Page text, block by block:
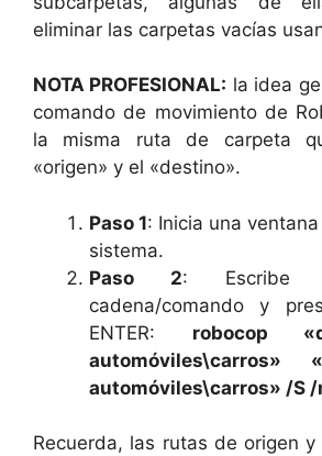
eliminar las carpetas vacías
NOTA PROFESIONAL: la idea
comando de movimiento de
la misma ruta de carpeta
«origen» y el «destino».
Paso 1: Inicia una
sistema.
Paso 2: Escribe
cadena/comando y
ENTER: robocop
automóviles\carros»
automóviles\carros» /S /
Recuerda, las rutas de origen